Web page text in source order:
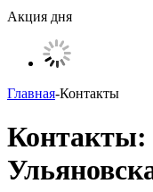
Акция дня
Главная-Контакты
Контакты: